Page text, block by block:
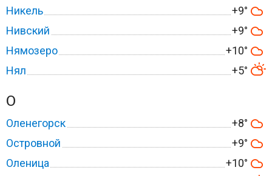
Никель
+9°
Нивский
+9°
Нямозеро
+10°
Нял
+5°
О
Оленегорск
+8°
Островной
+9°
Оленица
+10°